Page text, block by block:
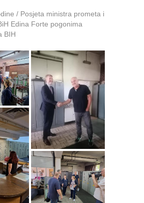
/ Posjeta ministra prometa i
Edina Forte pogonima
BIH